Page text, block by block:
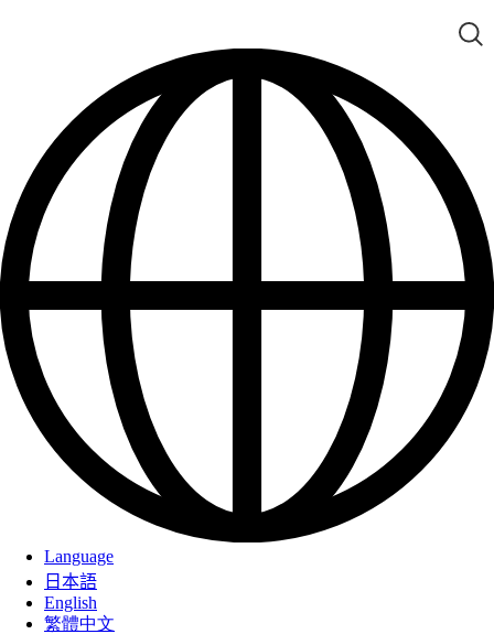
Language
日本語
English
繁體中文